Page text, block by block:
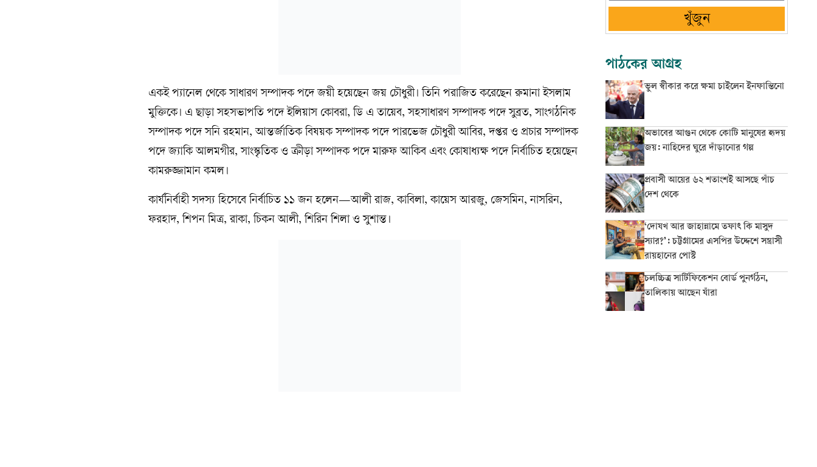
একই প্যানেল থেকে সাধারণ সম্পাদক পদে জয়ী হয়েছেন জয় চৌধুরী। তিনি পরাজিত করেছেন রুমানা ইসলাম
মুক্তিকে। এ ছাড়া সহসভাপতি পদে ইলিয়াস কোবরা, ডি এ তায়েব, সহসাধারণ সম্পাদক পদে সুব্রত, সাংগঠনিক
সম্পাদক পদে সনি রহমান, আন্তর্জাতিক বিষয়ক সম্পাদক পদে পারভেজ চৌধুরী আবির, দপ্তর ও প্রচার সম্পাদক
পদে জ্যাকি আলমগীর, সাংস্কৃতিক ও ক্রীড়া সম্পাদক পদে মারুফ আকিব এবং কোষাধ্যক্ষ পদে নির্বাচিত হয়েছেন
কামরুজ্জামান কমল।
কার্যনির্বাহী সদস্য হিসেবে নির্বাচিত ১১ জন হলেন—আলী রাজ, কাবিলা, কায়েস আরজু, জেসমিন, নাসরিন,
ফরহাদ, শিপন মিত্র, রাকা, চিকন আলী, শিরিন শিলা ও সুশান্ত।
খুঁজুন
পাঠকের আগ্রহ
ভুল স্বীকার করে ক্ষমা চাইলেন ইনফান্তিনো
অভাবের আগুন থেকে কোটি মানুষের হৃদয়
জয়: নাহিদের ঘুরে দাঁড়ানোর গল্প
প্রবাসী আয়ের ৬২ শতাংশই আসছে পাঁচ
দেশ থেকে
‘দোযখ আর জাহান্নামে তফাৎ কি মাসুদ
স্যার?’: চট্টগ্রামের এসপির উদ্দেশে সন্ত্রাসী
রায়হানের পোস্ট
চলচ্চিত্র সার্টিফিকেশন বোর্ড পুনর্গঠন,
তালিকায় আছেন যাঁরা